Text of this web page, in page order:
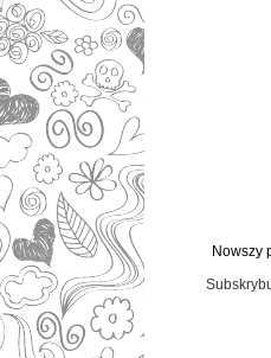
Nowszy